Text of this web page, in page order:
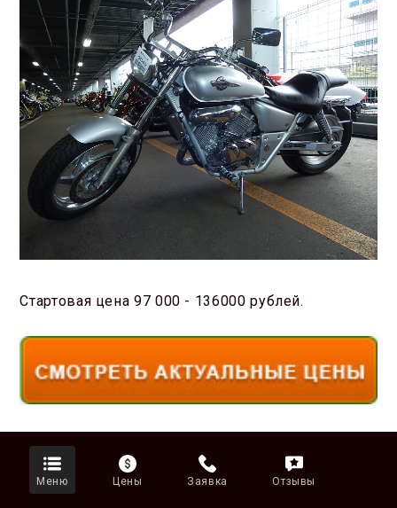
Стартовая цена 97 000 - 136000 рублей.
Максискутеры
Меню Цены Заявка Отзывы